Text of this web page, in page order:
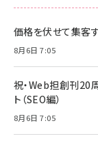
価格を伏せて集客
8月6日 7:05
祝・Web担創刊20
ト（SEO編）
8月6日 7:05